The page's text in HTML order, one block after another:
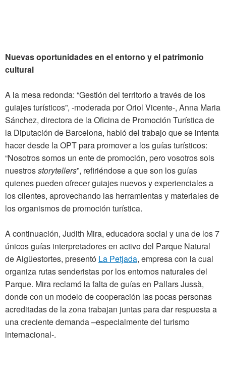
Nuevas oportunidades en el entorno y el patrimonio
cultural
A la mesa redonda: “Gestión del territorio a través de los
guiajes turísticos”, -moderada por Oriol Vicente-, Anna Maria
Sánchez, directora de la Oficina de Promoción Turística de
la Diputación de Barcelona, habló del trabajo que se intenta
hacer desde la OPT para promover a los guías turísticos:
“Nosotros somos un ente de promoción, pero vosotros sois
nuestrosstorytellers”, refiriéndose a que son los guías
quienes pueden ofrecer guiajes nuevos y experienciales a
los clientes, aprovechando las herramientas y materiales de
los organismos de promoción turística.
A continuación, Judith Mira, educadora social y una de los 7
únicos guías interpretadores en activo del Parque Natural
de Aigüestortes, presentó La Petjada, empresa con la cual
organiza rutas senderistas por los entornos naturales del
Parque. Mira reclamó la falta de guías en Pallars Jussà,
donde con un modelo de cooperación las pocas personas
acreditadas de la zona trabajan juntas para dar respuesta a
una creciente demanda –especialmente del turismo
internacional-.